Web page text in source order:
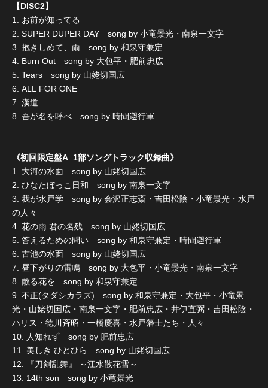
【DISC2】
1. お前が知ってる
2. SUPER DUPER DAY song by 小竜景光・南泉一文字
3. 抱きしめて、雨 song by 和泉守兼定
4. Burn Out song by 大包平・肥前忠広
5. Tears song by 山姥切国広
6. ALL FOR ONE
7. 漢道
8. 吾が名を呼べ song by 時間遡行軍
《初回限定盤A 1部ソングトラック収録曲》
1. 大河の水面 song by 山姥切国広
2. ひなたぼっこ日和 song by 南泉一文字
3. 我が水戸学 song by 会沢正志斎・吉田松陰・小竜景光・水戸
の人々
4. 花の雨 君の名残 song by 山姥切国広
5. 答えるための問い song by 和泉守兼定・時間遡行軍
6. 古池の水面 song by 山姥切国広
7. 昼下がりの雷鳴 song by 大包平・小竜景光・南泉一文字
8. 散る花を song by 和泉守兼定
9. 不正(タダシカラズ) song by 和泉守兼定・大包平・小竜景
光・山姥切国広・南泉一文字・肥前忠広・井伊直弼・吉田松陰・
ハリス・徳川斉昭・一橋慶喜・水戸藩士たち・人々
10. 人知れず song by 肥前忠広
11. 美しき ひとひら song by 山姥切国広
12. 『刀剣乱舞』 ～江水散花雪～
13. 14th son song by 小竜景光